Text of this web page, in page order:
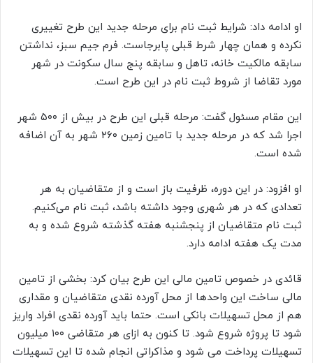
او ادامه داد: شرایط ثبت نام برای مرحله جدید این طرح تغییری
نکرده و همان چهار شرط قبلی پابرجاست. فرم جیم سبز، نداشتن
سابقه مالکیت خانه، تاهل و سابقه پنج سال سکونت در شهر
مورد تقاضا از شروط ثبت نام در این طرح است.
این مقام مسئول گفت: مرحله قبلی این طرح در بیش از ۵۰۰ شهر
اجرا شد که در مرحله جدید با تامین زمین ۲۶۰ شهر به آن اضافه
شده است.
او افزود: در این دوره، ظرفیت باز است و از متقاضیان به هر
تعدادی که در هر شهری وجود داشته باشد، ثبت نام می‌کنیم.
ثبت نام متقاضیان از پنجشنبه هفته گذشته شروع شده و به
مدت یک هفته ادامه دارد.
قائدی در خصوص تامین مالی این طرح بیان کرد: بخشی از تامین
مالی ساخت این واحدها از محل آورده نقدی متقاضیان و مقداری
هم از محل تسهیلات بانکی است. حتما باید آورده نقدی افراد واریز
شود تا پروژه شروع شود. تا کنون به ازای هر متقاضی ۱۰۰ میلیون
تسهیلات پرداخت می شود و مذاکراتی انجام شده تا این تسهیلات